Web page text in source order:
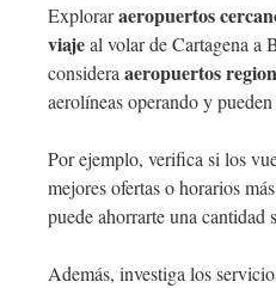
Exploraraeropuertos
viajeal volar de Cartagena a
considera aeropuertos
aerolíneas operando y
Por ejemplo, verifica si los
mejores ofertas o horarios
puede ahorrarte una
Además, investiga los